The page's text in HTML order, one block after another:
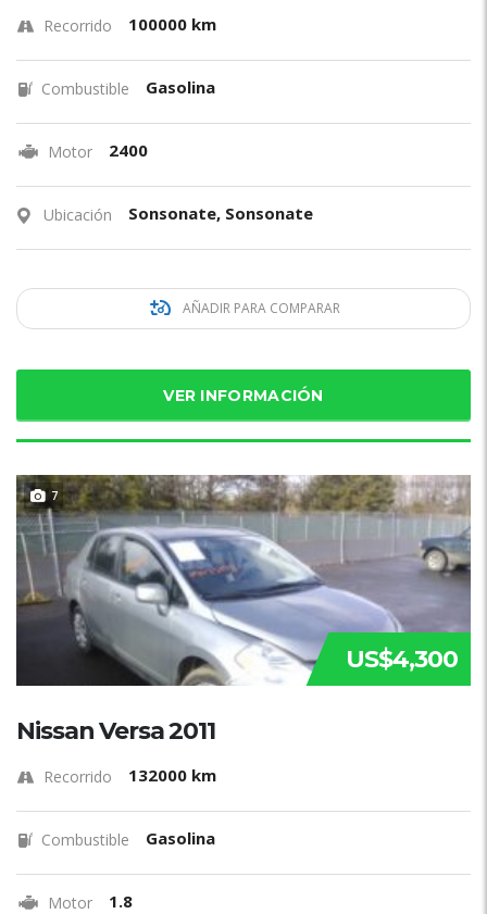
Recorrido 100000 km
Combustible Gasolina
Motor 2400
Ubicación Sonsonate, Sonsonate
AÑADIR PARA COMPARAR
VER INFORMACIÓN
7
US$4,300
Nissan Versa 2011
Recorrido 132000 km
Combustible Gasolina
Motor 1.8